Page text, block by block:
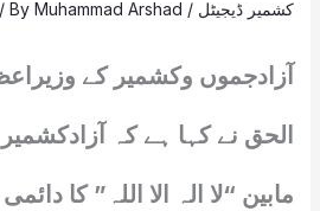
کشمیر ڈیجیٹل /
/ ByMuhammad Arshad
آزادجموں وکشمیر کے
الحق نے کہا ہے کہ
مابین “لا الہ الا اللہ” کا